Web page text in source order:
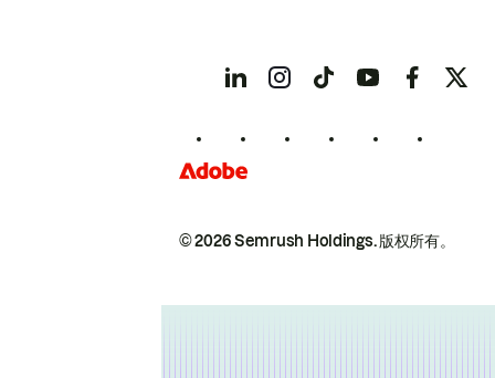
© 2026 Semrush Holdings.版权所有。